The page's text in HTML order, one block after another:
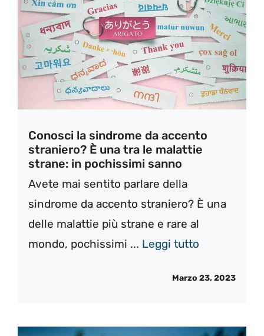
Conosci la sindrome da accento
straniero? È una tra le malattie
strane: in pochissimi sanno
Avete mai sentito parlare della
sindrome da accento straniero? È una
delle malattie più strane e rare al
mondo, pochissimi ... Leggi tutto
Marzo 23, 2023